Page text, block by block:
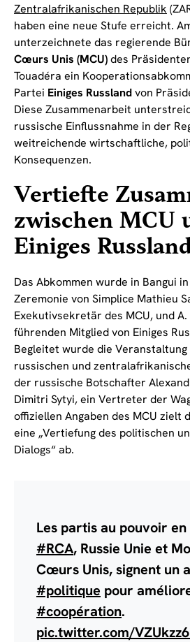
Zentralafrikanischen Republik
haben eine neue Stufe erreicht.
unterzeichnete das regierende
Cœurs Unis (MCU)des
Touadéra ein
Partei Einiges Russlandvon
Diese Zusammenarbeit
russische Einflussnahme in der
weitreichende wirtschaftliche,
Konsequenzen.
Vertiefte
zwischen MCU
Einiges
Das Abkommen wurde in Bangui
Zeremonie von Simplice Mathieu
Exekutivsekretär des MCU, und A.
führenden Mitglied von Einiges
Begleitet wurde die Veranstaltung
russischen und
der russische Botschafter
Dimitri Sytyi, ein Vertreter der
offiziellen Angaben des MCU zielt
eine „Vertiefung des politischen
Dialogs“ ab.
Les partis au pouvoir en
#RCA, Russie Unie et
Cœurs Unis, signent un
#politique pour
#coopération.
pic.twitter.com/